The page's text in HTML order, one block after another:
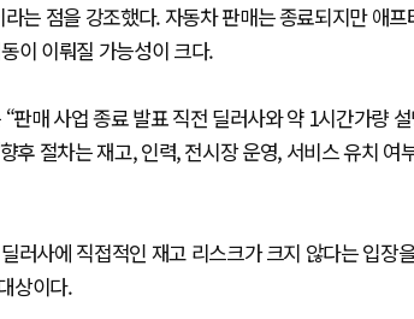
는 점을 강조했다. 자동차 판매는 종료되지만 애
이 이뤄질 가능성이 크다.
매 사업 종료 발표 직전 딜러사와 약 1시간가량
후 절차는 재고, 인력, 전시장 운영, 서비스 유치 여
러사에 직접적인 재고 리스크가 크지 않다는 입장
상이다.